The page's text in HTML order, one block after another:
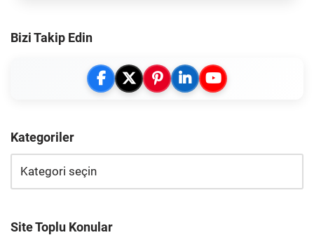
Bizi Takip Edin
Kategoriler
Site Toplu Konular